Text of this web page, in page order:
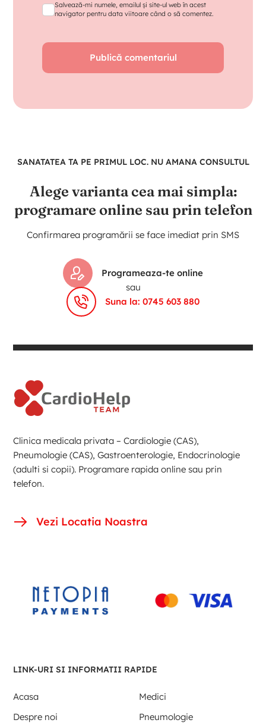
Salvează-mi numele, emailul și site-ul web în acest
navigator pentru data viitoare când o să comentez.
SANATATEA TA PE PRIMUL LOC. NU AMANA CONSULTUL
Alege varianta cea mai simpla:
programare online sau prin telefon
Confirmarea programării se face imediat prin SMS
Programeaza-te online
sau
Suna la: 0745 603 880
Clinica medicala privata – Cardiologie (CAS),
Pneumologie (CAS), Gastroenterologie, Endocrinologie
(adulti si copii). Programare rapida online sau prin
telefon.
Vezi Locatia Noastra
LINK-URI SI INFORMATII RAPIDE
Acasa
Medici
Despre noi
Pneumologie